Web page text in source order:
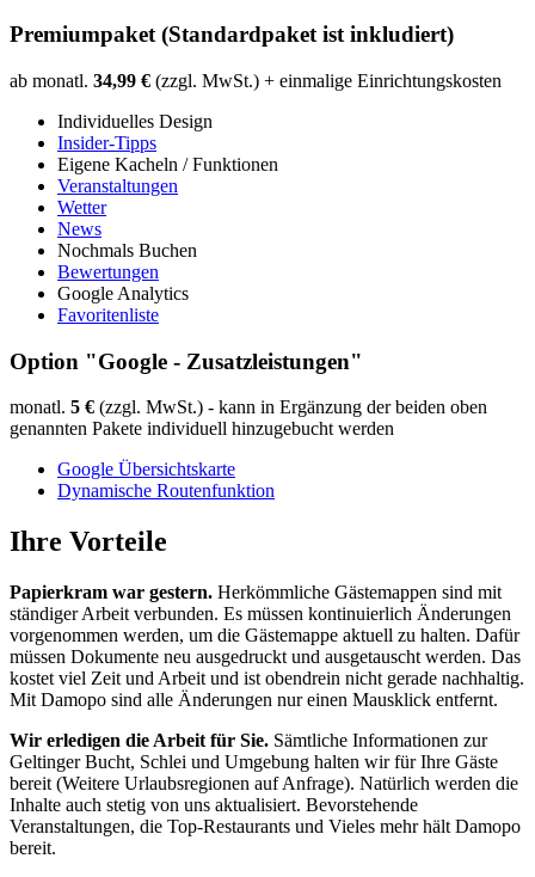
Premiumpaket (Standardpaket ist inkludiert)
ab monatl. 34,99 € (zzgl. MwSt.) + einmalige Einrichtungskosten
Individuelles Design
Insider-Tipps
Eigene Kacheln / Funktionen
Veranstaltungen
Wetter
News
Nochmals Buchen
Bewertungen
Google Analytics
Favoritenliste
Option "Google - Zusatzleistungen"
monatl. 5 € (zzgl. MwSt.) - kann in Ergänzung der beiden oben
genannten Pakete individuell hinzugebucht werden
Google Übersichtskarte
Dynamische Routenfunktion
Ihre Vorteile
Papierkram war gestern. Herkömmliche Gästemappen sind mit
ständiger Arbeit verbunden. Es müssen kontinuierlich Änderungen
vorgenommen werden, um die Gästemappe aktuell zu halten. Dafür
müssen Dokumente neu ausgedruckt und ausgetauscht werden. Das
kostet viel Zeit und Arbeit und ist obendrein nicht gerade nachhaltig.
Mit Damopo sind alle Änderungen nur einen Mausklick entfernt.
Wir erledigen die Arbeit für Sie. Sämtliche Informationen zur
Geltinger Bucht, Schlei und Umgebung halten wir für Ihre Gäste
bereit (Weitere Urlaubsregionen auf Anfrage). Natürlich werden die
Inhalte auch stetig von uns aktualisiert. Bevorstehende
Veranstaltungen, die Top-Restaurants und Vieles mehr hält Damopo
bereit.